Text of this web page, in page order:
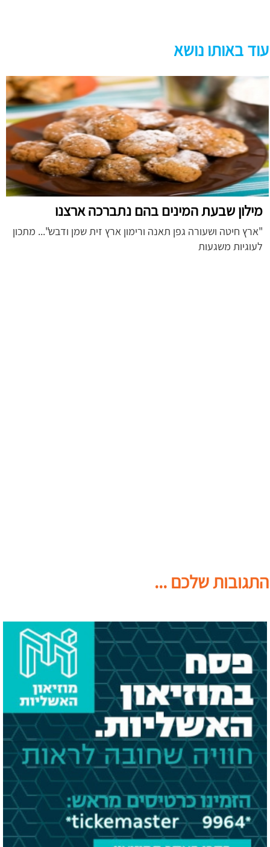
עוד באותו נושא
מילון שבעת המינים בהם נתברכה ארצנו
"ארץ חיטה ושעורה גפן תאנה ורימון ארץ זית שמן ודבש"... מתכון
לעוגיות משגעות
התגובות שלכם ...